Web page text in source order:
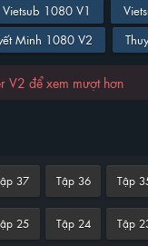
Vietsub 1080 V1
Minh 1080 V2
V2 để xem mượt hơn
37 Tập 36 Tập
25 Tập 24 Tập